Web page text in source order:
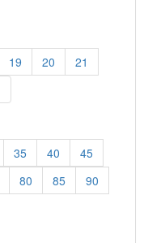
19 20
21
35 40
45
80 85
90